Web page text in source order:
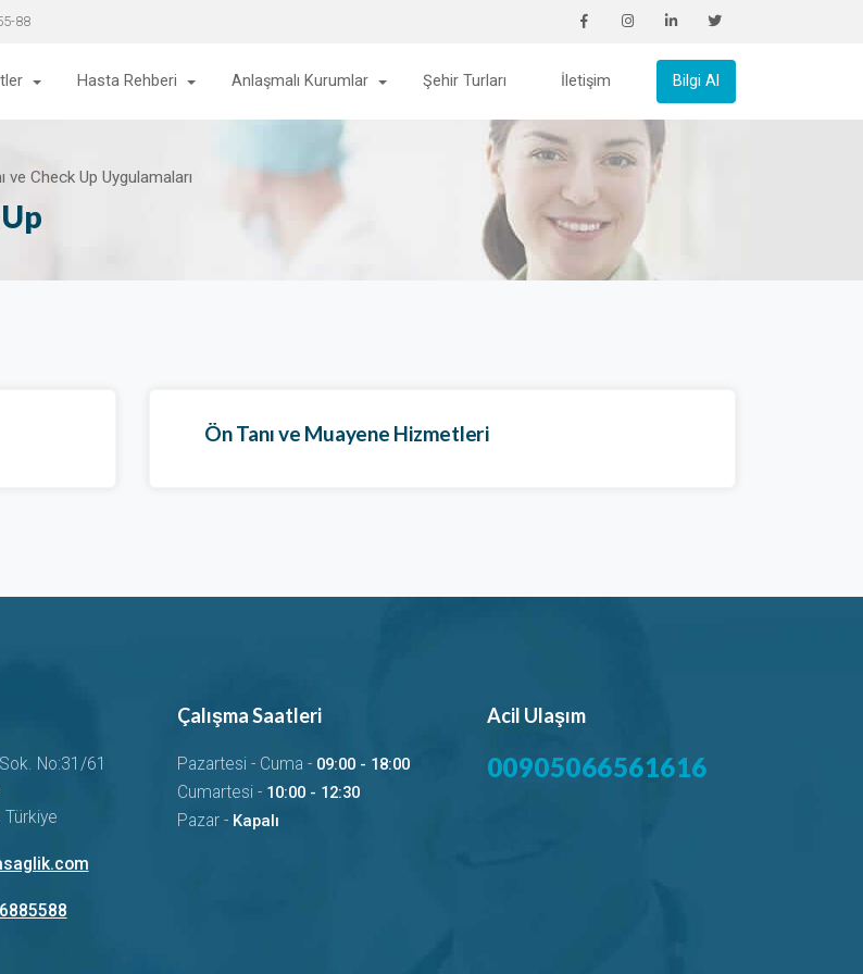
88
Hasta Rehberi Anlaşmalı Kurumlar Şehir Turları İletişim Bilgi Al
ve Check Up Uygulamaları
Ön Tanı ve Muayene Hizmetleri
No:31/61
Çalışma Saatleri
Pazartesi - Cuma - 09:00 - 18:00
Cumartesi - 10:00 - 12:30
Pazar - Kapalı
Acil Ulaşım
00905066561616